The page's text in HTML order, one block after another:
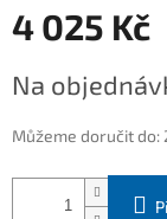
4 025 Kč
cena:
Na
Můžeme doručit do: